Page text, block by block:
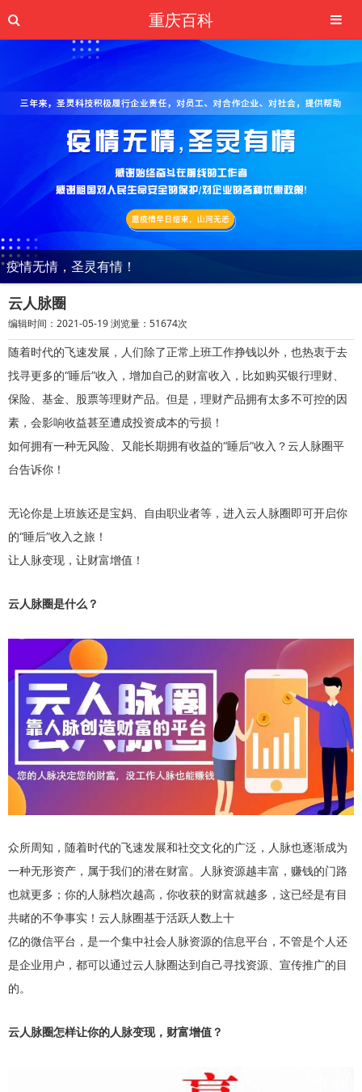
重庆百科
疫情无情，圣灵有情！
云人脉圈
编辑时间：2021-05-19 浏览量：51674次
随着时代的飞速发展，人们除了正常上班工作挣钱以外，也热衷于去
找寻更多的“睡后”收入，增加自己的财富收入，比如购买银行理财、
保险、基金、股票等理财产品。但是，理财产品拥有太多不可控的因
素，会影响收益甚至遭成投资成本的亏损！
如何拥有一种无风险、又能长期拥有收益的“睡后”收入？云人脉圈平
台告诉你！
无论你是上班族还是宝妈、自由职业者等，进入云人脉圈即可开启你
的“睡后”收入之旅！
让人脉变现，让财富增值！
云人脉圈是什么？
众所周知，随着时代的飞速发展和社交文化的广泛，人脉也逐渐成为
一种无形资产，属于我们的潜在财富。人脉资源越丰富，赚钱的门路
也就更多；你的人脉档次越高，你收获的财富就越多，这已经是有目
共睹的不争事实！云人脉圈基于活跃人数上十
亿的微信平台，是一个集中社会人脉资源的信息平台，不管是个人还
是企业用户，都可以通过云人脉圈达到自己寻找资源、宣传推广的目
的。
云人脉圈怎样让你的人脉变现，财富增值？